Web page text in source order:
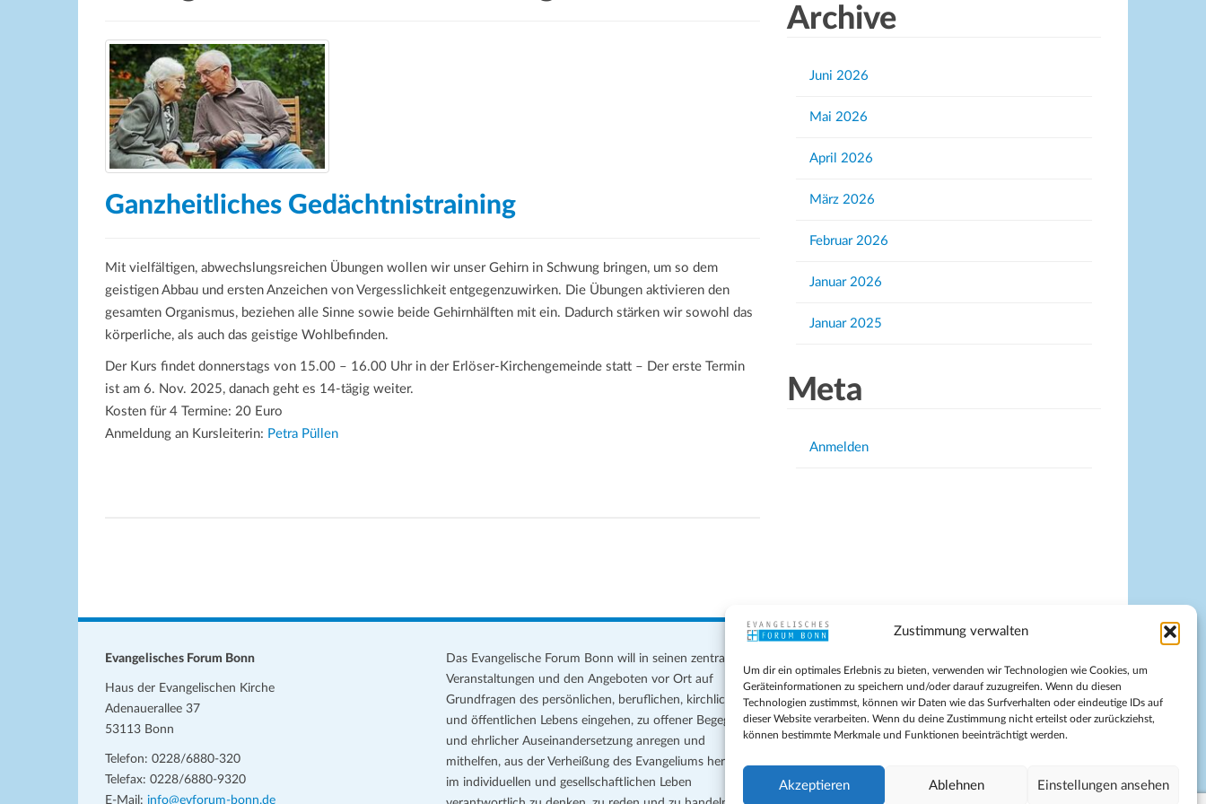
Zustimmung verwalten
Um dir ein optimales Erlebnis zu bieten, verwenden wir Technologien wie Cookies, um
Geräteinformationen zu speichern und/oder darauf zuzugreifen. Wenn du diesen
Technologien zustimmst, können wir Daten wie das Surfverhalten oder eindeutige IDs auf
dieser Website verarbeiten. Wenn du deine Zustimmung nicht erteilst oder zurückziehst,
können bestimmte Merkmale und Funktionen beeinträchtigt werden.
Akzeptieren Ablehnen Einstellungen ansehen
Ganzheitliches Gedächtnistraining
Mit vielfältigen, abwechslungsreichen Übungen wollen wir unser Gehirn in Schwung bringen, um so dem
geistigen Abbau und ersten Anzeichen von Vergesslichkeit entgegenzuwirken. Die Übungen aktivieren den
gesamten Organismus, beziehen alle Sinne sowie beide Gehirnhälften mit ein. Dadurch stärken wir sowohl das
körperliche, als auch das geistige Wohlbefinden.
Der Kurs findet donnerstags von 15.00 – 16.00 Uhr in der Erlöser-Kirchengemeinde statt – Der erste Termin
ist am 6. Nov. 2025, danach geht es 14-tägig weiter.
Kosten für 4 Termine: 20 Euro
Anmeldung an Kursleiterin: Petra Püllen
rArchive
Juni 2026
Mai 2026
April 2026
März 2026
Februar 2026
Januar 2026
Januar 2025
Meta
Anmelden
Evangelisches Forum Bonn
Haus der Evangelischen Kirche
Adenauerallee 37
53113 Bonn
Telefon: 0228/6880-320
Telefax: 0228/6880-9320
E-Mail: info@evforum-bonn.de
Das Evangelische Forum Bonn will in seinen zentralen
Veranstaltungen und den Angeboten vor Ort auf
Grundfragen des persönlichen, beruflichen, kirchlichen
und öffentlichen Lebens eingehen, zu offener Begegnung
und ehrlicher Auseinandersetzung anregen und
mithelfen, aus der Verheißung des Evangeliums heraus
im individuellen und gesellschaftlichen Leben
Datenschutz
Teilnahmebedingungen
Evangelische Kirche in Bonn
Cookie-Richtlinie (EU)